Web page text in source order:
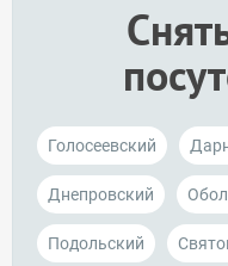
Голосеевский
Днепровский
Подольский